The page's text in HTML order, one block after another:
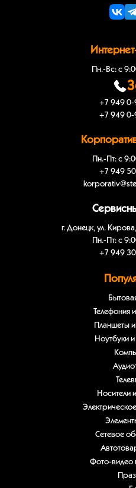
Пн.-Вс: с
+7 949
+7 949
Пн.-Пт: с
+7 949
г. Донецк, ул.
Пн.-Пт: с
+7 949
Телефония
Планшеты
Ноутбуки
Носители
Сетевое
Фото-видео